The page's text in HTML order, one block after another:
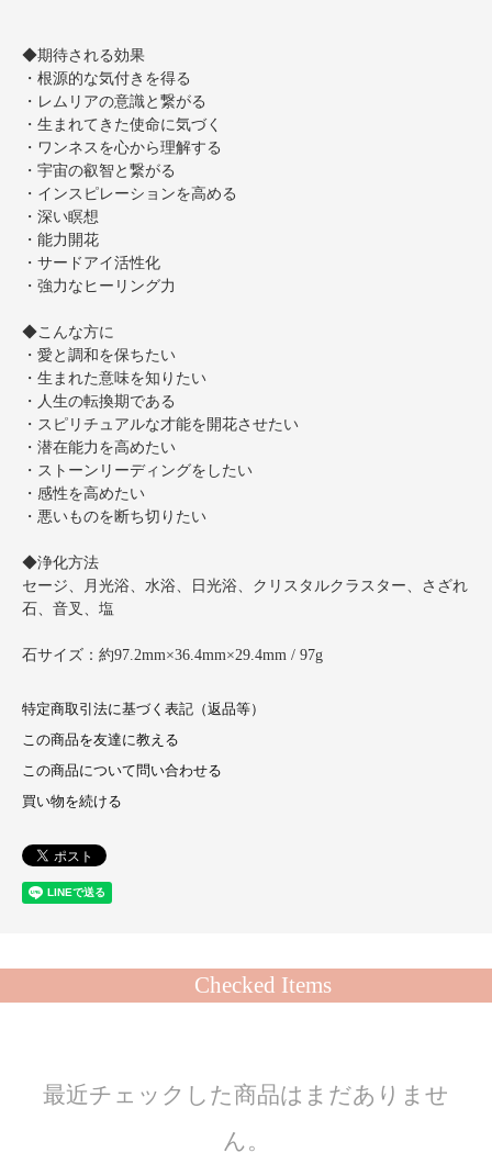
◆期待される効果
・根源的な気付きを得る
・レムリアの意識と繋がる
・生まれてきた使命に気づく
・ワンネスを心から理解する
・宇宙の叡智と繋がる
・インスピレーションを高める
・深い瞑想
・能力開花
・サードアイ活性化
・強力なヒーリング力
◆こんな方に
・愛と調和を保ちたい
・生まれた意味を知りたい
・人生の転換期である
・スピリチュアルな才能を開花させたい
・潜在能力を高めたい
・ストーンリーディングをしたい
・感性を高めたい
・悪いものを断ち切りたい
◆浄化方法
セージ、月光浴、水浴、日光浴、クリスタルクラスター、さざれ
石、音叉、塩
石サイズ：約97.2mm×36.4mm×29.4mm / 97g
特定商取引法に基づく表記（返品等）
この商品を友達に教える
この商品について問い合わせる
買い物を続ける
Checked Items
最近チェックした商品はまだありませ
ん。